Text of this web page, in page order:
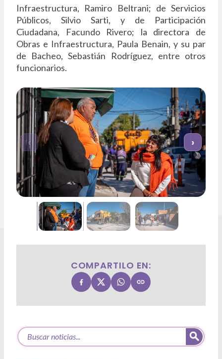
Infraestructura, Ramiro Beltrani; de Servicios
Públicos, Silvio Sarti, y de Participación
Ciudadana, Facundo Rivero; la directora de
Obras e Infraestructura, Paula Benain, y su par
de Bacheo, Sebastián Rodríguez, entre otros
funcionarios.
‹ ›
COMPARTILO EN: